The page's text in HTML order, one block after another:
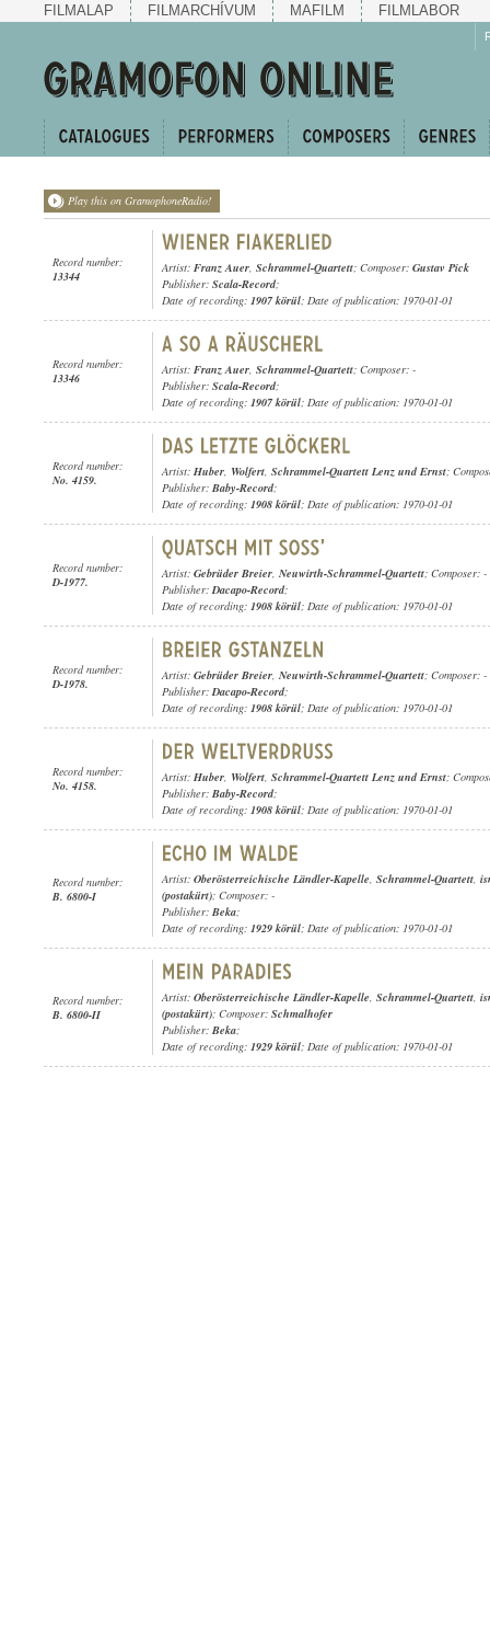
FILMALAP FILMARCHÍVUM MAFILM FILMLABOR
Play this on GramophoneRadio!
Record number:
13344
Artist: Franz Auer, Schrammel-Quartett; Composer: Gustav Pick
Publisher: Scala-Record;
Date of recording: 1907 körül; Date of publication: 1970-01-01
Record number:
13346
Artist: Franz Auer, Schrammel-Quartett; Composer: -
Publisher: Scala-Record;
Date of recording: 1907 körül; Date of publication: 1970-01-01
Record number:
No. 4159.
Artist: Huber, Wolfert, Schrammel-Quartett Lenz und Ernst;
Publisher: Baby-Record;
Date of recording: 1908 körül; Date of publication: 1970-01-01
Record number:
D-1977.
Artist: Gebrüder Breier, Neuwirth-Schrammel-Quartett; Composer: -
Publisher:Dacapo-Record;
Date of recording: 1908 körül; Date of publication: 1970-01-01
Record number:
D-1978.
Artist: Gebrüder Breier, Neuwirth-Schrammel-Quartett; Composer: -
Publisher:Dacapo-Record;
Date of recording: 1908 körül; Date of publication: 1970-01-01
Record number:
No. 4158.
Artist: Huber, Wolfert, Schrammel-Quartett Lenz und Ernst;
Publisher: Baby-Record;
Date of recording: 1908 körül; Date of publication: 1970-01-01
Record number:
B. 6800-I
Artist: Oberösterreichische Ländler-Kapelle, Schrammel-Quartett,
(postakürt); Composer: -
Publisher: Beka;
Date of recording: 1929 körül; Date of publication: 1970-01-01
Record number:
B. 6800-II
Artist: Oberösterreichische Ländler-Kapelle, Schrammel-Quartett,
(postakürt); Composer: Schmalhofer
Publisher: Beka;
Date of recording: 1929 körül; Date of publication: 1970-01-01